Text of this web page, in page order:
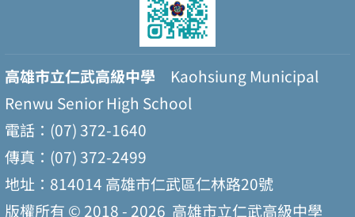
高雄市立仁武高級中學 Kaohsiung Municipal
Renwu Senior High School
電話：(07) 372-1640
傳真：(07) 372-2499
地址：814014 高雄市仁武區仁林路20號
版權所有 © 2018 - 2026 高雄市立仁武高級中學